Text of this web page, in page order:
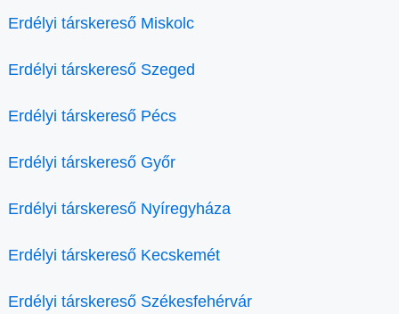
Erdélyi társkereső Miskolc
Erdélyi társkereső Szeged
Erdélyi társkereső Pécs
Erdélyi társkereső Győr
Erdélyi társkereső Nyíregyháza
Erdélyi társkereső Kecskemét
Erdélyi társkereső Székesfehérvár